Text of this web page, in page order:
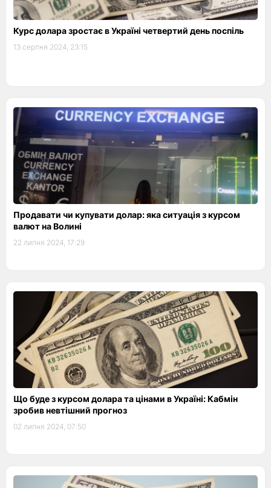
Курс долара зростає в Україні четвертий день поспіль
13 серпня 2024, 23:15
Продавати чи купувати долар: яка ситуація з курсом
валют на Волині
22 липня 2024, 17:29
Що буде з курсом долара та цінами в Україні: Кабмін
зробив невтішний прогноз
02 липня 2024, 07:50